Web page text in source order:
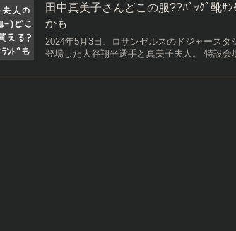
田中真美子さんどこの服??ﾊﾞｯｸﾞ靴ｻﾝ
かも
2024年5月3日、ロサンゼルスのドジャース
登場した大谷翔平選手と真美子夫人。 特設